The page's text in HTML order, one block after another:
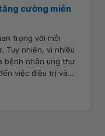
cường miễn
trọng với mỗi
Tuy nhiên, vì nhiều
bệnh nhân ung thư
việc điều trị và
dịch.